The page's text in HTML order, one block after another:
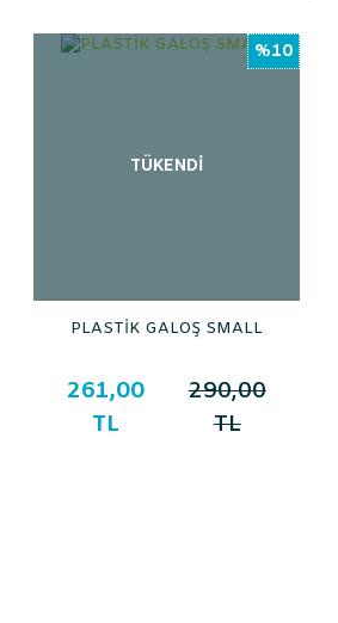
%10
TÜKENDİ
PLASTİK GALOŞ SMALL
261,00
TL
290,00
TL